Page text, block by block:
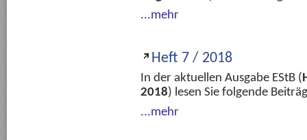
...mehr
Heft 7 / 2018
In der aktuellen Ausgabe EStB (
2018) lesen Sie folgende
...mehr